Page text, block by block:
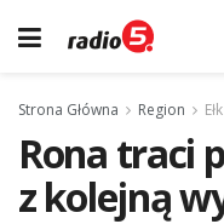
Strona Główna Region Ełk
Rona traci
z kolejną